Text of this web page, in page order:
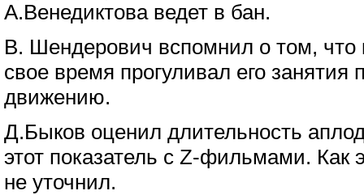
А.Венедиктова ведет в бан.
В. Шендерович вспомнил о том, что
свое время прогуливал его занятия
движению.
Д.Быков оценил длительность
этот показатель с Z-фильмами. Как
не уточнил.